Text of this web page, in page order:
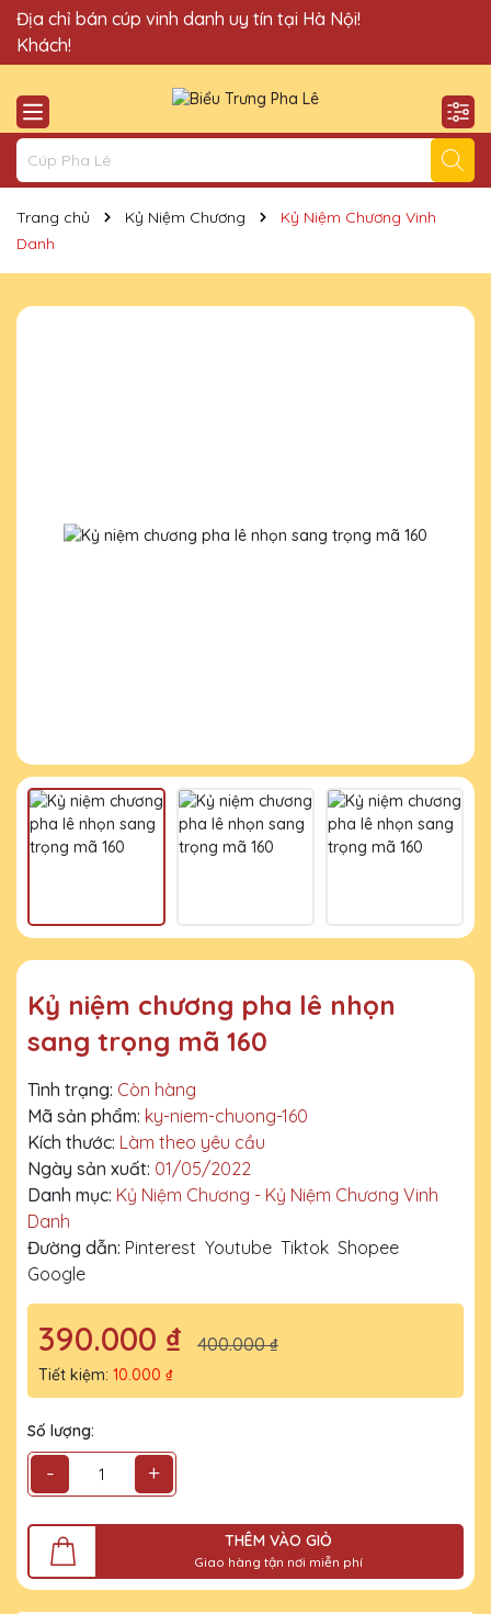
Quà Tặng Cúp Pha Lê Vinh Danh An Thảo xin chào Quý
Khách!
Địa chỉ bán cúp vinh danh uy tín tại Hà Nội!
Trang chủ Kỷ Niệm Chương
Kỷ Niệm Chương Vinh
Danh
Kỷ niệm chương pha lê nhọn
sang trọng mã 160
Tình trạng: Còn hàng
Mã sản phẩm: ky-niem-chuong-160
Kích thước: Làm theo yêu cầu
Ngày sản xuất: 01/05/2022
Danh mục: Kỷ Niệm Chương - Kỷ Niệm Chương Vinh
Danh
Đường dẫn: Pinterest Youtube Tiktok Shopee
Google
390.000 ₫ 400.000 ₫
Tiết kiệm: 10.000 ₫
Số lượng:
- +
THÊM VÀO GIỎ
Giao hàng tận nơi miễn phí